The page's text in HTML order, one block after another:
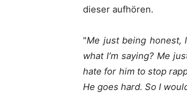
dieser aufhören.
"Me just being honest,
what I’m saying? Me
hate for him to stop
He goes hard. So I